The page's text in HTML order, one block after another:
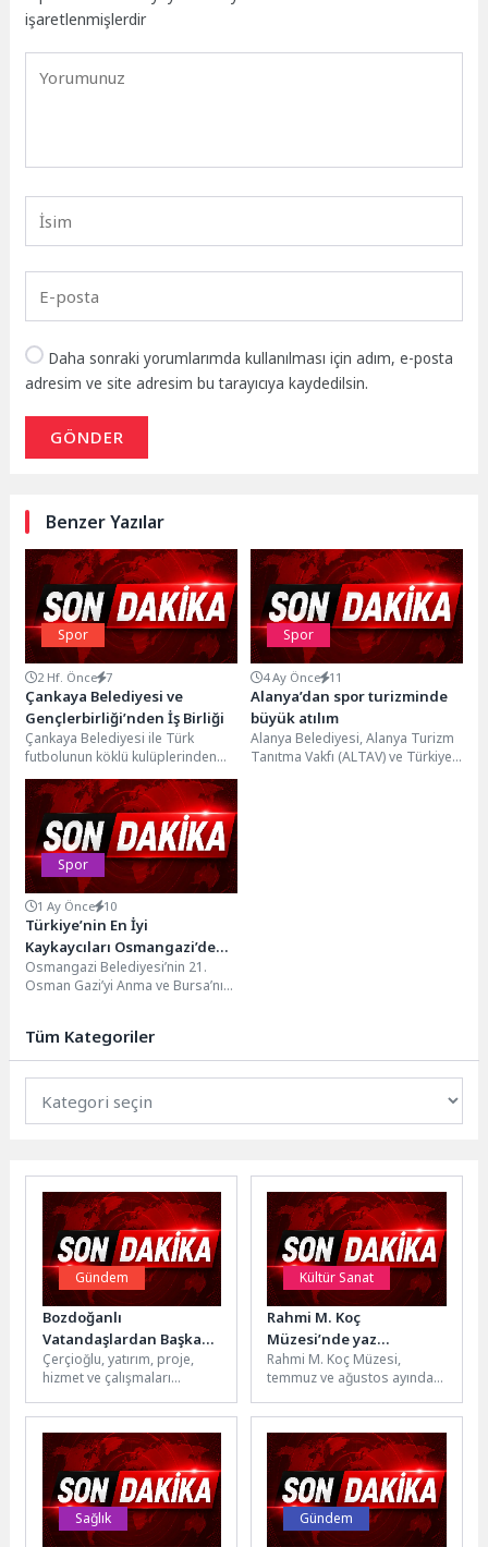
işaretlenmişlerdir
Daha sonraki yorumlarımda kullanılması için adım, e-posta
adresim ve site adresim bu tarayıcıya kaydedilsin.
GÖNDER
Benzer Yazılar
Spor
2 Hf. Önce 7
Çankaya Belediyesi ve
Gençlerbirliği’nden İş Birliği
Çankaya Belediyesi ile Türk
futbolunun köklü kulüplerinden
Gençlerbirliği iş birliğiyle
düzenlenen Yaz Futbol Okulu'nda
çocuklar,...
Spor
4 Ay Önce 11
Alanya’dan spor turizminde
büyük atılım
Alanya Belediyesi, Alanya Turizm
Tanıtma Vakfı (ALTAV) ve Türkiye
Spor
1 Ay Önce 10
Türkiye’nin En İyi
Kaykaycıları Osmangazi’de
Nefes Kesti
Osmangazi Belediyesi’nin 21.
Osman Gazi’yi Anma ve Bursa’nın
Tüm Kategoriler
Gündem
Bozdoğanlı
Vatandaşlardan Başkan
Çerçioğlu’na Teşekkür
Çerçioğlu, yatırım, proje,
hizmet ve çalışmaları
vatandaşlarla buluşturmaya
devam ediyor.Aydın
Büyükşehir...
Kültür Sanat
Rahmi M. Koç
Müzesi’nde yaz
atölyeleri başlıyor: Küçük
kaşifler hem eğlenecek
hem öğrenecek
Rahmi M. Koç Müzesi,
temmuz ve ağustos ayında
atölyeleriyle çocukları bilim,
sanat ve...
Sağlık Gündem